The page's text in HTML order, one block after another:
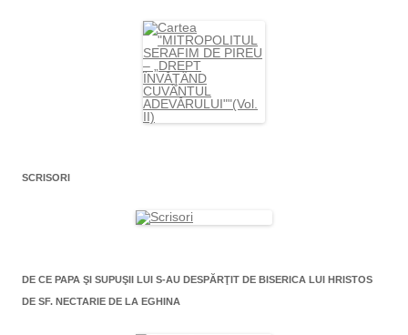
SCRISORI
DE CE PAPA ŞI SUPUŞII LUI S-AU DESPĂRŢIT DE BISERICA LUI HRISTOS
DE SF. NECTARIE DE LA EGHINA